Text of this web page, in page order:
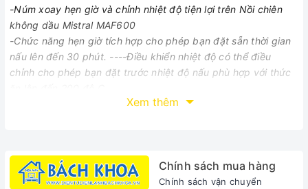
-Núm xoay hẹn giờ và chỉnh nhiệt độ tiện lợi trên Nồi chiên
không dầu Mistral MAF600
-Chức năng hẹn giờ tích hợp cho phép bạn đặt sẵn thời gian
nấu lên đến 30 phút. ----Điều khiển nhiệt độ có thể điều
chỉnh cho phép bạn đặt trước nhiệt độ nấu phù hợp với thức
-Nồi chiên không dầu Mistral MAF600 sở hữu kiểu dáng và
-Màu sắc : Đen
-Chất liệu : Nhựa
Xem thêm
Chính sách mua hàng
Chính sách vận chuyển